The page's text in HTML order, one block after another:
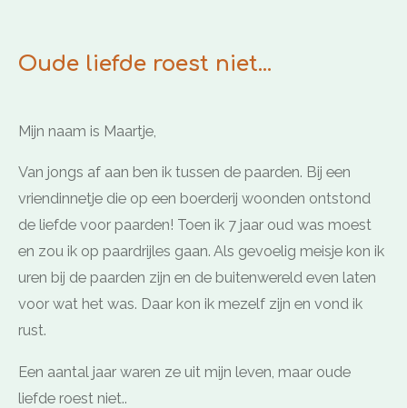
Oude liefde roest niet...
Mijn naam is Maartje,
Van jongs af aan ben ik tussen de paarden. Bij een
vriendinnetje die op een boerderij woonden ontstond
de liefde voor paarden! Toen ik 7 jaar oud was moest
en zou ik op paardrijles gaan. Als gevoelig meisje kon ik
uren bij de paarden zijn en de buitenwereld even laten
voor wat het was. Daar kon ik mezelf zijn en vond ik
rust.
Een aantal jaar waren ze uit mijn leven, maar oude
liefde roest niet..